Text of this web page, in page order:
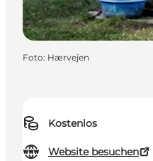
Kostenlos
Website besuchen
Foto: Hærvejen